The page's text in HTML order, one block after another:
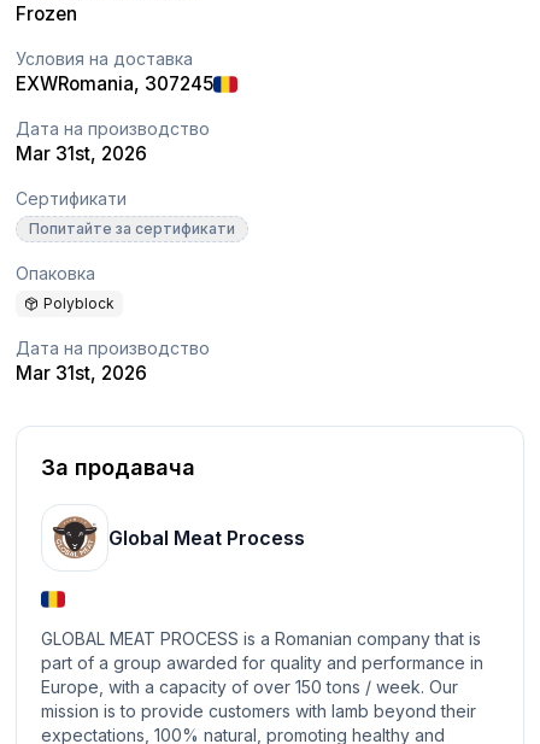
Frozen
Условия на доставка
EXWRomania, 307245
Дата на производство
Mar 31st, 2026
Сертификати
Попитайте за сертификати
Опаковка
Polyblock
Дата на производство
Mar 31st, 2026
За продавача
Global Meat Process
GLOBAL MEAT PROCESS is a Romanian company that is
part of a group awarded for quality and performance in
Europe, with a capacity of over 150 tons / week. Our
mission is to provide customers with lamb beyond their
expectations, 100% natural, promoting healthy and